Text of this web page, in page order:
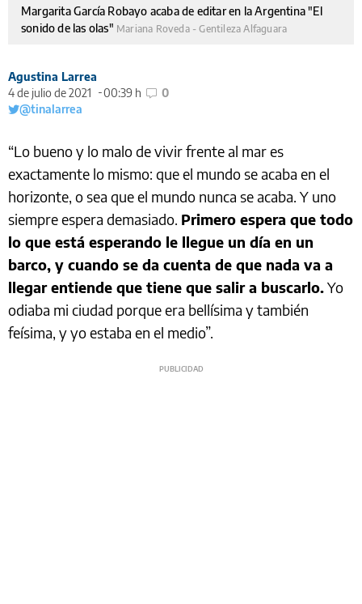
Margarita García Robayo acaba de editar en la Argentina "El
sonido de las olas" Mariana Roveda - Gentileza Alfaguara
Agustina Larrea
4 de julio de 2021
00:39 h
0
@tinalarrea
“Lo bueno y lo malo de vivir frente al mar es
exactamente lo mismo: que el mundo se acaba en el
horizonte, o sea que el mundo nunca se acaba. Y uno
siempre espera demasiado. Primero espera que todo
lo que está esperando le llegue un día en un
barco, y cuando se da cuenta de que nada va a
llegar entiende que tiene que salir a buscarlo.Yo
odiaba mi ciudad porque era bellísima y también
feísima, y yo estaba en el medio”.